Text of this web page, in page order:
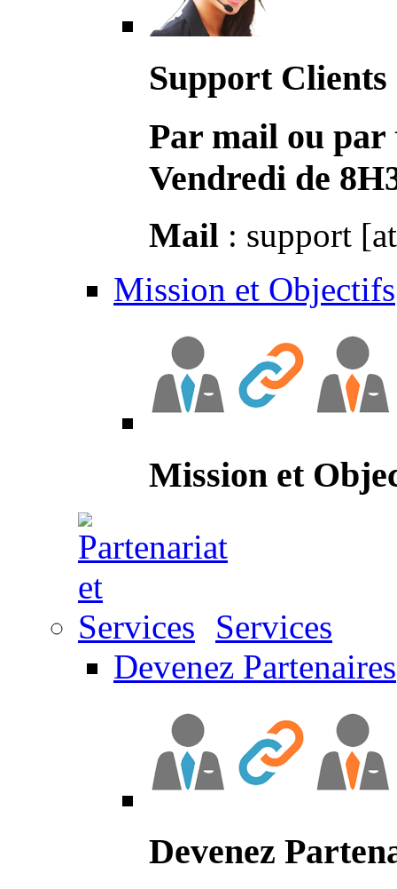
Support Clients
Par mail ou par
Vendredi de
Mail : support
Mission et Objectifs
Mission et
Services
Devenez Partenaires
Devenez